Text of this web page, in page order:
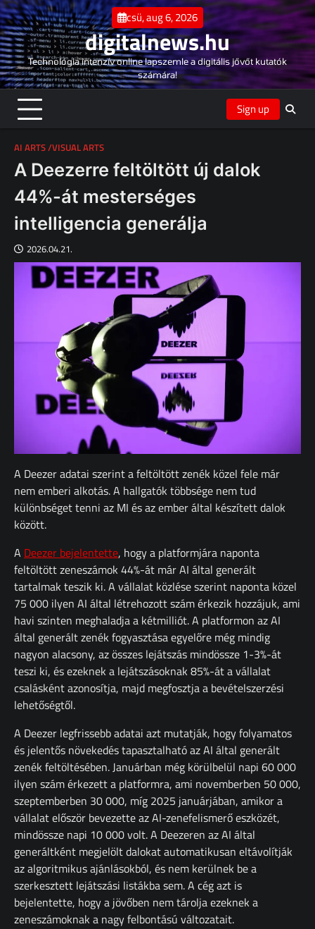
Skip
to
content
csü, aug 6, 2026
digitalnews.hu
Technológia intenzív online lapszemle a digitális jővőt kutatók
számára!
Sign up
AI ARTS /VISUAL ARTS
A Deezerre feltöltött új dalok
44%-át mesterséges
intelligencia generálja
2026.04.21.
A Deezer adatai szerint a feltöltött zenék közel fele már
nem emberi alkotás. A hallgatók többsége nem tud
különbséget tenni az MI és az ember által készített dalok
között.
A Deezer bejelentette, hogy a platformjára naponta
feltöltött zeneszámok 44%-át már AI által generált
tartalmak teszik ki. A vállalat közlése szerint naponta közel
75 000 ilyen AI által létrehozott szám érkezik hozzájuk, ami
havi szinten meghaladja a kétmilliót. A platformon az AI
által generált zenék fogyasztása egyelőre még mindig
nagyon alacsony, az összes lejátszás mindössze 1-3%-át
teszi ki, és ezeknek a lejátszásoknak 85%-át a vállalat
csalásként azonosítja, majd megfosztja a bevételszerzési
lehetőségtől.
A Deezer legfrissebb adatai azt mutatják, hogy folyamatos
és jelentős növekedés tapasztalható az AI által generált
zenék feltöltésében. Januárban még körülbelül napi 60 000
ilyen szám érkezett a platformra, ami novemberben 50 000,
szeptemberben 30 000, míg 2025 januárjában, amikor a
vállalat először bevezette az AI-zenefelismerő eszközét,
mindössze napi 10 000 volt. A Deezeren az AI által
generáltként megjelölt dalokat automatikusan eltávolítják
az algoritmikus ajánlásokból, és nem kerülnek be a
szerkesztett lejátszási listákba sem. A cég azt is
bejelentette, hogy a jövőben nem tárolja ezeknek a
zeneszámoknak a nagy felbontású változatait.